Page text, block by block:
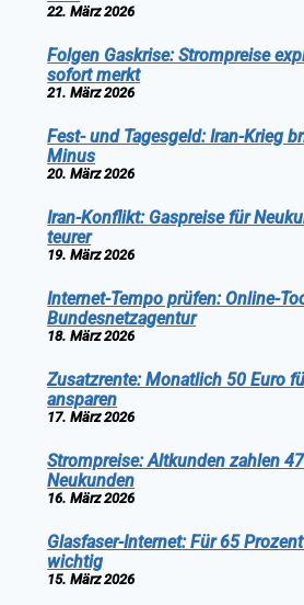
22. März 2026
Folgen Gaskrise: Strompreise
sofort merkt
21. März 2026
Fest- und Tagesgeld: Iran-Krieg
Minus
20. März 2026
Iran-Konflikt: Gaspreise für
teurer
19. März 2026
Internet-Tempo prüfen: Online-
Bundesnetzagentur
18. März 2026
Zusatzrente: Monatlich 50 Euro
ansparen
17. März 2026
Strompreise: Altkunden zahlen
Neukunden
16. März 2026
Glasfaser-Internet: Für 65
wichtig
15. März 2026